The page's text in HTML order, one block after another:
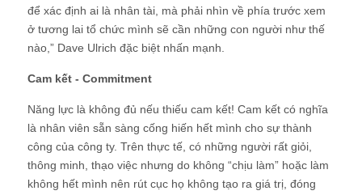
để xác định ai là nhân tài, mà phải nhìn về phía trước xem
ở tương lai tổ chức mình sẽ cần những con người như thế
nào,” Dave Ulrich đặc biệt nhấn mạnh.
Cam kết - Commitment
Năng lực là không đủ nếu thiếu cam kết! Cam kết có nghĩa
là nhân viên sẵn sàng cống hiến hết mình cho sự thành
công của công ty. Trên thực tế, có những người rất giỏi,
thông minh, thạo việc nhưng do không “chịu làm” hoặc làm
không hết mình nên rút cục họ không tạo ra giá trị, đóng